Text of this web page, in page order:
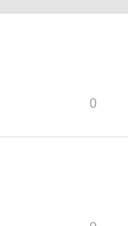
0